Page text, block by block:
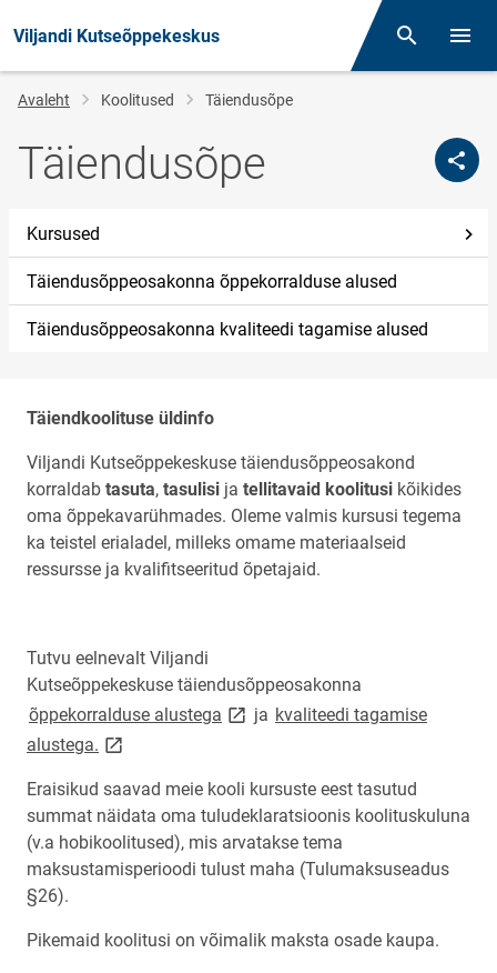
Viljandi Kutseõppekeskus Otsing
Jälglink
Avaleht Koolitused Täiendusõpe
Täiendusõpe
Kursused
Täiendusõppeosakonna õppekorralduse alused
Täiendusõppeosakonna kvaliteedi tagamise alused
Täiendkoolituse üldinfo
Viljandi Kutseõppekeskuse täiendusõppeosakond
korraldab tasuta, tasulisi ja tellitavaid koolitusi kõikides
oma õppekavarühmades. Oleme valmis kursusi tegema
ka teistel erialadel, milleks omame materiaalseid
ressursse ja kvalifitseeritud õpetajaid.
Tutvu eelnevalt Viljandi
Kutseõppekeskuse täiendusõppeosakonna
õppekorralduse alustega link opens on new page
ja kvaliteedi tagamise
alustega. link opens on new page
Eraisikud saavad meie kooli kursuste eest tasutud
summat näidata oma tuludeklaratsioonis koolituskuluna
(v.a hobikoolitused), mis arvatakse tema
maksustamisperioodi tulust maha (Tulumaksuseadus
§26).
Pikemaid koolitusi on võimalik maksta osade kaupa.